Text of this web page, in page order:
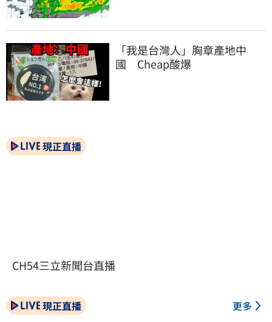
「我是台灣人」胸章產地中
國　Cheap酸爆
現正直播
CH54三立新聞台直播
現正直播 更多